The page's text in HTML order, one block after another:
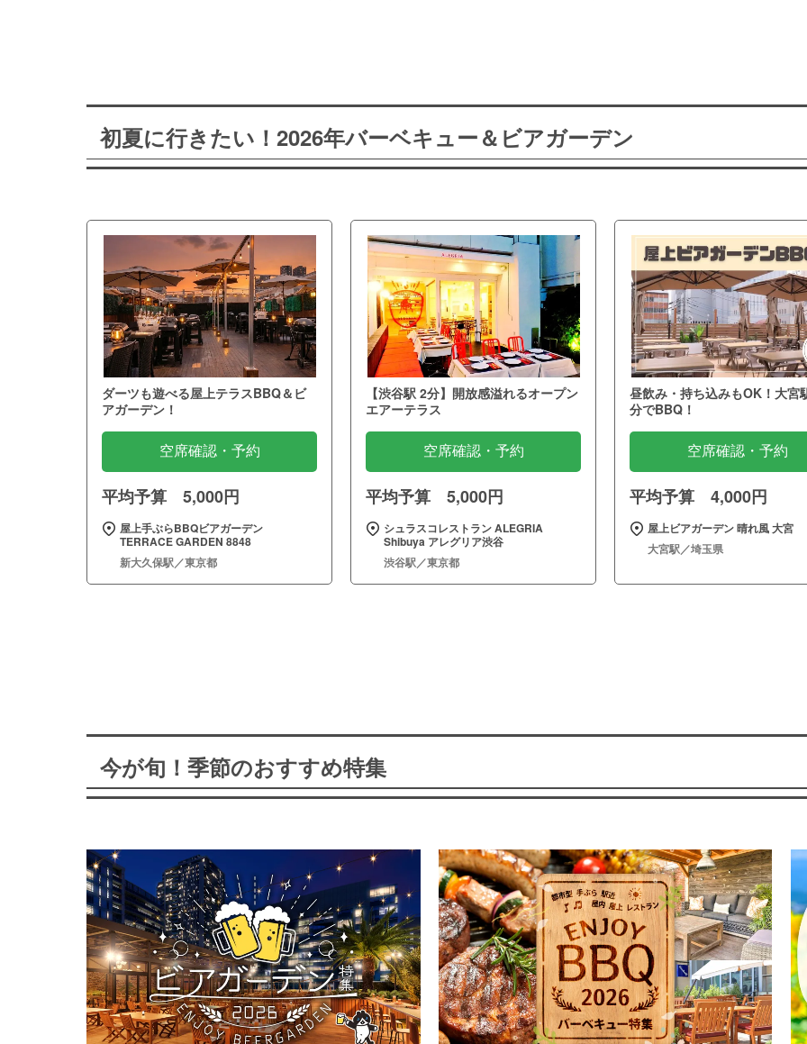
初夏に行きたい！2026年バーベキュー＆ビアガーデン
ダーツも遊べる屋上テラスBBQ＆ビ
アガーデン！
空席確認・予約
平均予算 5,000円
屋上手ぶらBBQビアガーデン
TERRACE GARDEN 8848
新大久保駅／東京都
【渋谷駅 2分】開放感溢れるオープン
エアーテラス
空席確認・予約
平均予算 5,000円
シュラスコレストラン ALEGRIA
Shibuya アレグリア渋谷
渋谷駅／東京都
昼飲み・持ち込みもOK！大宮
分でBBQ！
空席確認・予約
平均予算 4,000円
屋上ビアガーデン 晴れ風 大宮
大宮駅／埼玉県
今が旬！季節のおすすめ特集